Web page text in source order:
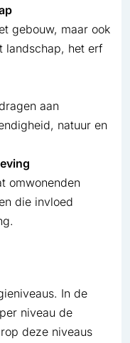
gebouw, maar ook
landschap, het erf
aan
natuur en
omwonenden
die invloed
In de
niveau de
deze niveaus